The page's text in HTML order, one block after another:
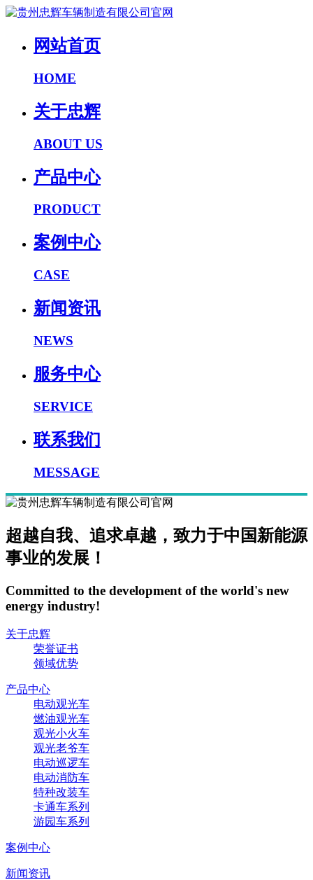
网站首页
HOME
关于忠辉
ABOUT US
产品中心
PRODUCT
案例中心
CASE
新闻资讯
NEWS
服务中心
SERVICE
联系我们
MESSAGE
超越自我、追求卓越，致力于中国新能源
事业的发展！
Committed to the development of the world's new
energy industry!
关于忠辉
荣誉证书
领域优势
产品中心
电动观光车
燃油观光车
观光小火车
观光老爷车
电动巡逻车
电动消防车
特种改装车
卡通车系列
游园车系列
案例中心
新闻资讯